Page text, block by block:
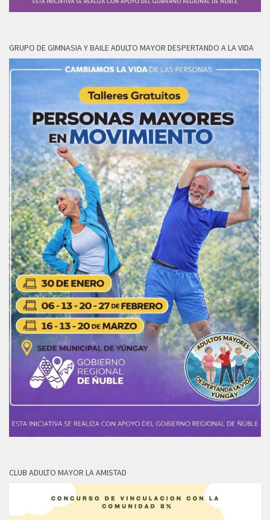
GRUPO DE GIMNASIA Y BAILE ADULTO MAYOR DESPERTANDO A LA VIDA
CLUB ADULTO MAYOR LA AMISTAD